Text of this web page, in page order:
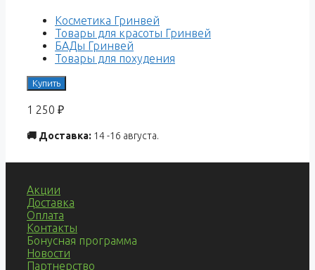
Косметика Гринвей
Товары для красоты Гринвей
БАДы Гринвей
Товары для похудения
Купить
1 250 ₽
🚚 Доставка: 14 -16 августа.
Акции
Доставка
Оплата
Контакты
Бонусная программа
Новости
Партнерство